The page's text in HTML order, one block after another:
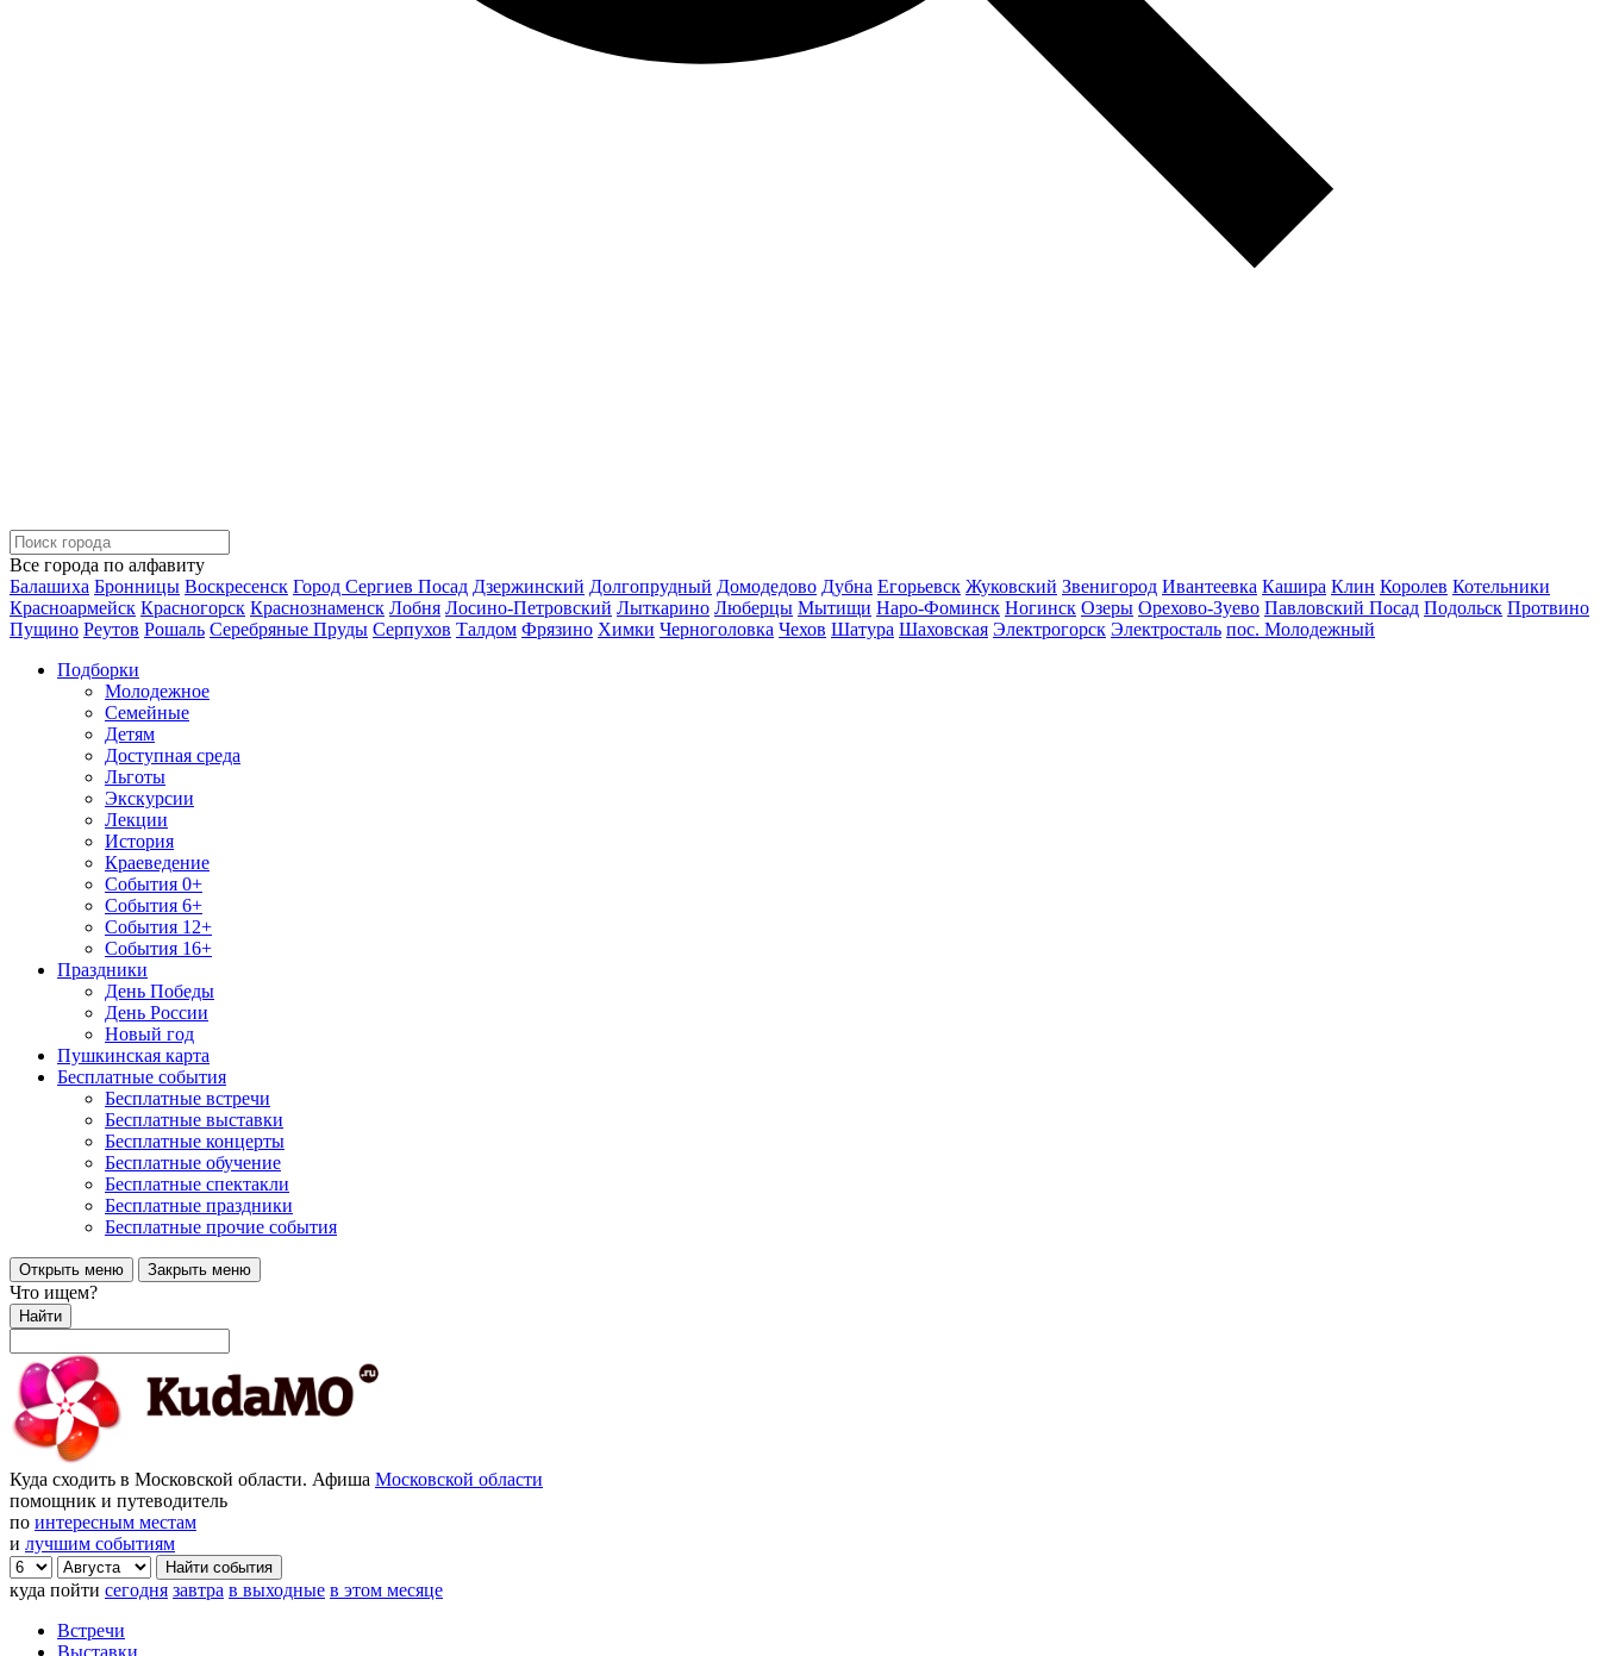
Все города по алфавиту
Балашиха Бронницы Воскресенск Город Сергиев Посад Дзержинский Долгопрудный Домодедово Дубна Егорьевск Жуковский Звенигород Ивантеевка Кашира Клин Королев Котельники
Красноармейск Красногорск Краснознаменск Лобня Лосино-Петровский Лыткарино Люберцы Мытищи Наро-Фоминск Ногинск Озеры Орехово-Зуево Павловский Посад Подольск Протвино
Пущино Реутов Рошаль Серебряные Пруды Серпухов Талдом Фрязино Химки Черноголовка Чехов Шатура Шаховская Электрогорск Электросталь пос. Молодежный
Подборки
Молодежное
Семейные
Детям
Доступная среда
Льготы
Экскурсии
Лекции
История
Краеведение
События 0+
События 6+
События 12+
События 16+
Праздники
День Победы
День России
Новый год
Пушкинская карта
Бесплатные события
Бесплатные встречи
Бесплатные выставки
Бесплатные концерты
Бесплатные обучение
Бесплатные спектакли
Бесплатные праздники
Бесплатные прочие события
Открыть меню Закрыть меню
Что ищем?
Найти
Куда сходить в Московской области. Афиша Московской области
помощник и путеводитель
по интересным местам
и лучшим событиям
куда пойти сегодня завтра в выходные в этом месяце
Встречи
Выставки